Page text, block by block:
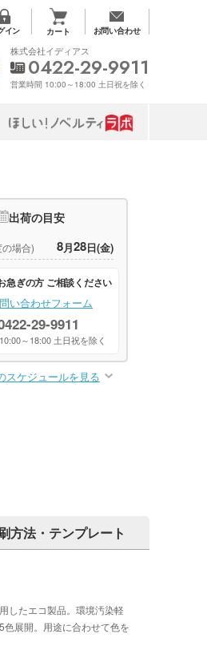
イン カート お問い合わせ
株式会社イディアス
0422-29-9911
営業時間 10:00～18:00 土日祝を除く
出荷の目安
場合) 8月28日(金)
急ぎの方 ご相談ください
い合わせフォーム
29-9911
～18:00 土日祝を除く
スケジュールを見る
方法・テンプレート
したエコ製品。環境汚染軽
展開。用途に合わせて色を